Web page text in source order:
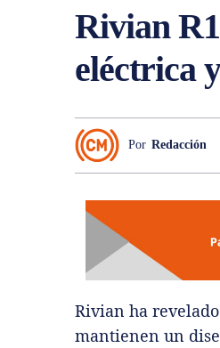
Rivian
eléctrica
Por Redacción
Rivian ha
mantienen un